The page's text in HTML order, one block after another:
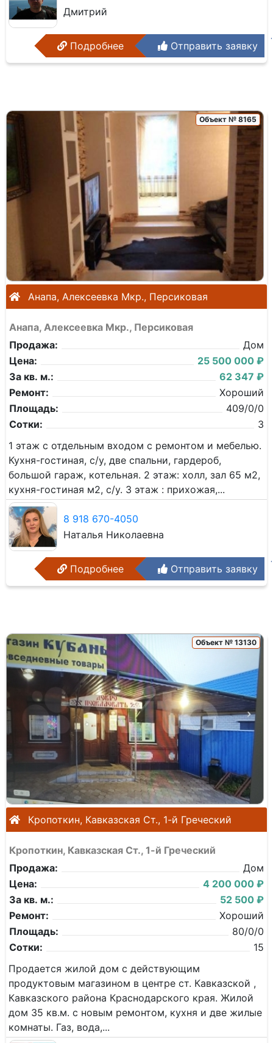
Дмитрий
Подробнее Отправить заявку
Объект № 8165
Анапа, Алексеевка Мкр., Персиковая
Анапа, Алексеевка Мкр., Персиковая
Продажа:
Дом
Цена:
25 500 000 ₽
За кв. м.:
62 347 ₽
Ремонт:
Хороший
Площадь:
409/0/0
Сотки:
3
1 этаж с отдельным входом с ремонтом и мебелью.
Кухня-гостиная, с/у, две спальни, гардероб,
большой гараж, котельная. 2 этаж: холл, зал 65 м2,
кухня-гостиная м2, с/у. 3 этаж : прихожая,...
8 918 670-4050
Наталья Николаевна
Подробнее Отправить заявку
Объект № 13130
Кропоткин, Кавказская Ст., 1-й Греческий
Кропоткин, Кавказская Ст., 1-й Греческий
Продажа:
Дом
Цена:
4 200 000 ₽
За кв. м.:
52 500 ₽
Ремонт:
Хороший
Площадь:
80/0/0
Сотки:
15
Продается жилой дом с действующим
продуктовым магазином в центре ст. Кавказской ,
Кавказского района Краснодарского края. Жилой
дом 35 кв.м. с новым ремонтом, кухня и две жилые
комнаты. Газ, вода,...